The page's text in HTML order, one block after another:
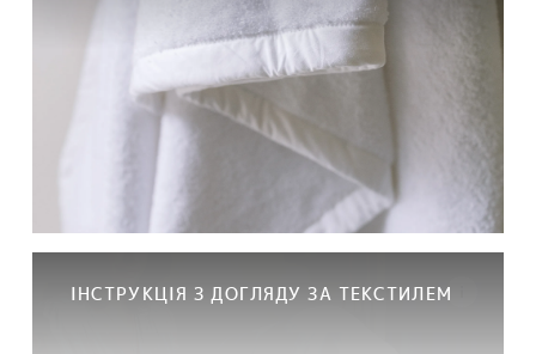
ІНСТРУКЦІЯ З ДОГЛЯДУ ЗА ТЕКСТИЛЕМ